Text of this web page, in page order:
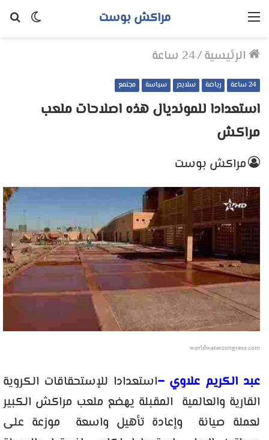
الوضع
مراكش بوست القائمة
الرئيسية/24 ساعة
24 ساعة رياضة سلايدر سياسة مجتمع
استعدادا للمونديال هذه اصلاحات ملعب
مراكش
مراكش بوست
worldwatercongress.com
عبد الكريم علاوي –استعدادا للإستحقاقات الكروية
القارية والعالمية المقبلة يهضع ملعب مراكش الكبير
لعملة صيانة وإعادة تأهيل واسعة موزعة على